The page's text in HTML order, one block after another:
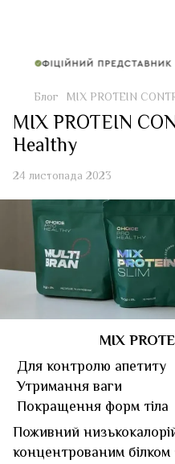
Блог МІХ PROTEIN
МІХ PROTEIN
Healthy
24 листопада 2023
МІХ
Для контролю апетиту
Утримання ваги
Покращення форм тіла
Поживний
концентрованим білком